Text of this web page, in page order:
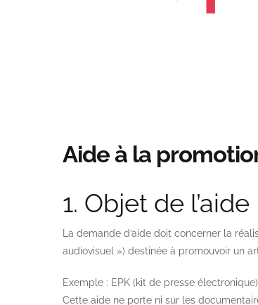
Aide à la
1. Objet de l’aide
La demande d’aide doit concerner la
audiovisuel ») destinée à promouvoir un
Exemple : EPK (kit de presse
Cette aide ne porte ni sur les